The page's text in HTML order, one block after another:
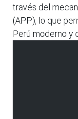
través del
(APP), lo que
Perú moderno y